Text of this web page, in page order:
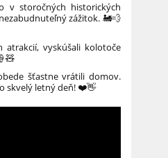
v storočných historických
zážitok. 🚂💨
vyskúšali kolotoče
šťastne vrátili domov.
skvelý letný deň! ❤️👋